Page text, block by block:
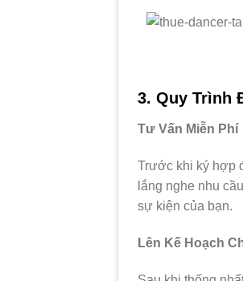
3. Quy Trình
Tư Vấn Miễn Phí
Trước khi ký hợp
lắng nghe nhu
sự kiện của bạn.
Lên Kế Hoạch